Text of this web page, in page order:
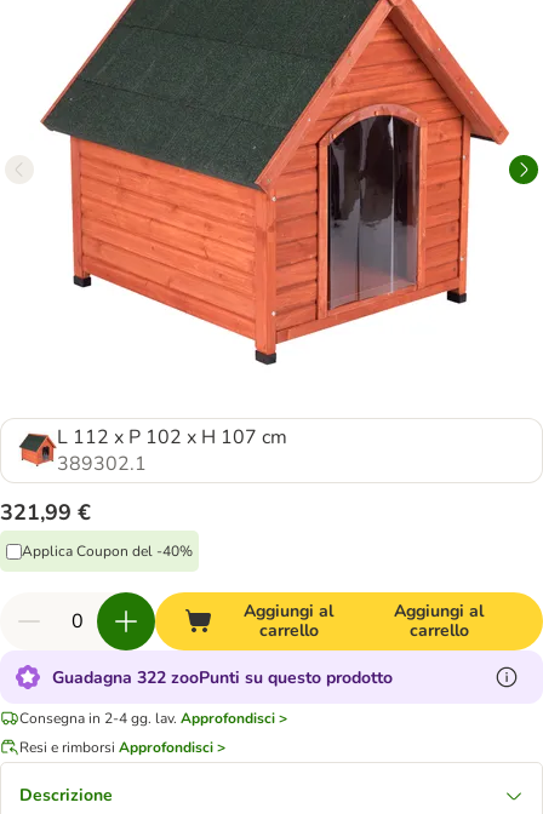
L 112 x P 102 x H 107 cm
389302.1
321,99 €
Applica Coupon del -40%
Aggiungi al
carrello
Aggiungi al
carrello
Guadagna 322 zooPunti su questo prodotto
Consegna in 2-4 gg. lav. Approfondisci >
Resi e rimborsi Approfondisci >
Descrizione